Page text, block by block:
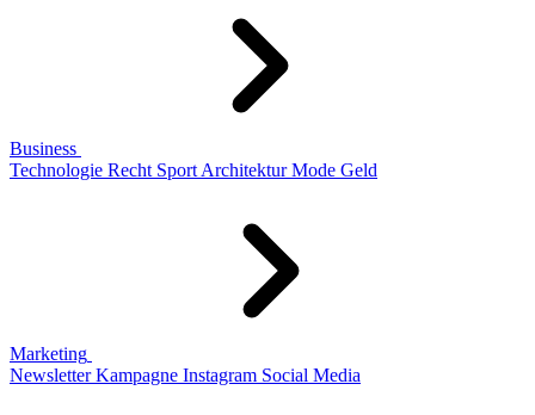
Business
Technologie Recht Sport Architektur Mode Geld
Marketing
Newsletter Kampagne Instagram Social Media